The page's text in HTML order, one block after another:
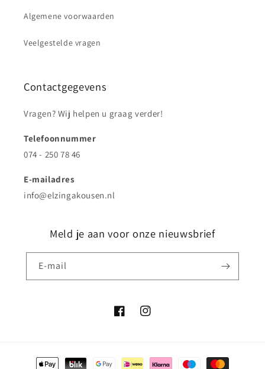
Algemene voorwaarden
Veelgestelde vragen
Contactgegevens
Vragen? Wij helpen u graag verder!
Telefoonnummer
074 - 250 78 46
E-mailadres
info@elzingakousen.nl
Meld je aan voor onze nieuwsbrief
E‑mail
FacebookInstagram
Betaalmethoden